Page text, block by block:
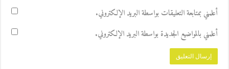
أعلمني بمتابعة التعليقات بواسطة البريد الإلكتروني.
أعلمني بالمواضيع الجديدة بواسطة البريد الإلكتروني.